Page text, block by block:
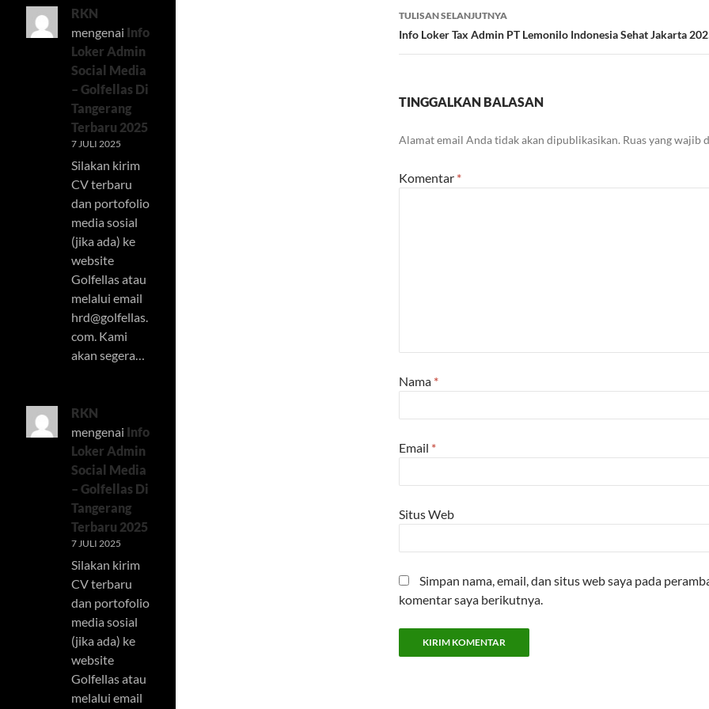
TULISAN SELANJUTNYA
Info Loker Tax Admin PT Lemonilo Indonesia Sehat Jakarta
TINGGALKAN BALASAN
Alamat email Anda tidak akan dipublikasikan. Ruas yang wajib
Komentar *
Nama *
Email *
Situs Web
Simpan nama, email, dan situs web saya pada
komentar saya berikutnya.
RKN
mengenai Info
Loker Admin
Social Media
– Golfellas Di
Tangerang
Terbaru 2025
7 JULI 2025
Silakan kirim
CV terbaru
dan portofolio
media sosial
(jika ada) ke
website
Golfellas atau
melalui email
hrd@golfellas.
com. Kami
akan segera…
RKN
mengenai Info
Loker Admin
Social Media
– Golfellas Di
Tangerang
Terbaru 2025
7 JULI 2025
Silakan kirim
CV terbaru
dan portofolio
media sosial
(jika ada) ke
website
Golfellas atau
melalui email